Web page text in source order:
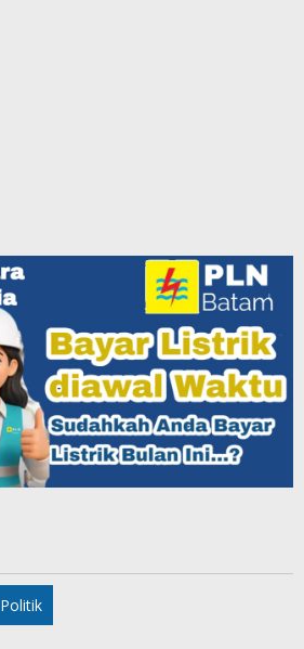
Politik